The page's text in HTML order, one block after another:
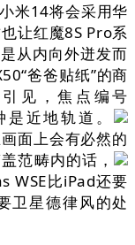
米14将会采用华
让红魔8S Pro系
从内向外迸发而
爸爸贴纸”的商
见，焦点编号
近地轨道。
面上会有必然的
范畴内的话，
WSE比iPad还要
卫星德律风的处